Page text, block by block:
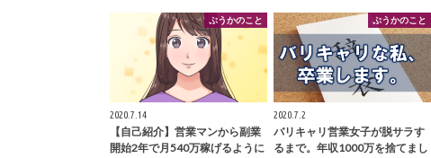
ぷうかのこと
2020.7.14
【自己紹介】営業マンから副業
開始2年で月540万稼げるように
ぷうかのこと
2020.7.2
バリキャリ営業女子が脱サラす
るまで。年収1000万を捨てまし